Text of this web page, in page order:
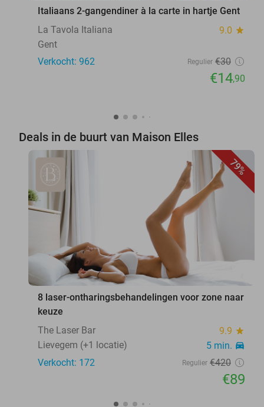
Italiaans 2-gangendiner à la carte in hartje Gent
La Tavola Italiana
9.0 star
Gent
Verkocht: 962
Regulier €30
€14,90
Deals in de buurt van Maison Elles
79%
8 laser-ontharingsbehandelingen voor zone naar
keuze
The Laser Bar
9.9 star
Lievegem (+1 locatie) 5 min. directions_car
Verkocht: 172 Regulier €420
€89